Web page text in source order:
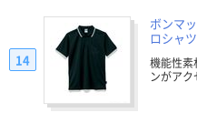
ボンマ
ロシャ
機能性素
ンがアク
14